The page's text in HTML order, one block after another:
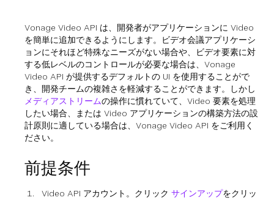
Vonage Video API は、開発者がアプリケーションに Video
を簡単に追加できるようにします。ビデオ会議アプリケーシ
ョンにそれほど特殊なニーズがない場合や、ビデオ要素に対
する低レベルのコントロールが必要な場合は、Vonage
Video API が提供するデフォルトの UI を使用することがで
き、開発チームの複雑さを軽減することができます。しかし
メディアストリームの操作に慣れていて、Video 要素を処理
したい場合、または Video アプリケーションの構築方法の設
計原則に適している場合は、Vonage Video API をご利用く
ださい。
前提条件
Video API アカウント。クリック サインアップをクリッ